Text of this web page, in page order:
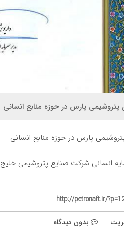
پتروشیمی پارس در حوزه منابع انسانی
پارس در حوزه منابع انسانی
انسانی شرکت صنایع پتروشیمی
http://petronaft.ir/
بدون دیدگاه